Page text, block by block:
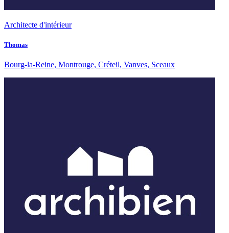
Architecte d'intérieur
Thomas
Bourg-la-Reine, Montrouge, Créteil, Vanves, Sceaux